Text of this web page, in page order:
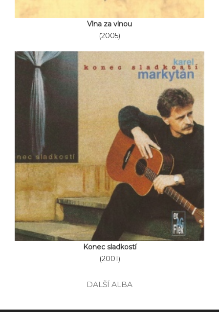
Vlna za vlnou
(2005)
Konec sladkostí
(2001)
DALŠÍ ALBA